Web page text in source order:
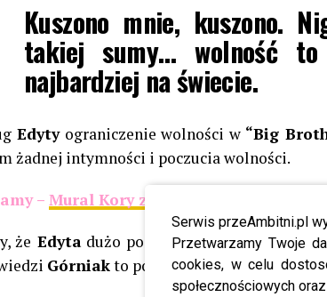
Serwis przeAmbitni.pl
Przetwarzamy Twoje
cookies, w celu
społecznościowych
Kuszono mnie, kuszono.
takiej sumy… wolność
najbardziej na świecie.
Edytyograniczenie wolności w “Big
żadnej intymności i poczucia wolności.
– Mural Kory zdewastowany przez
że Edyta dużo podróżuje i gra koncerty w
Górniakto podkreśla: